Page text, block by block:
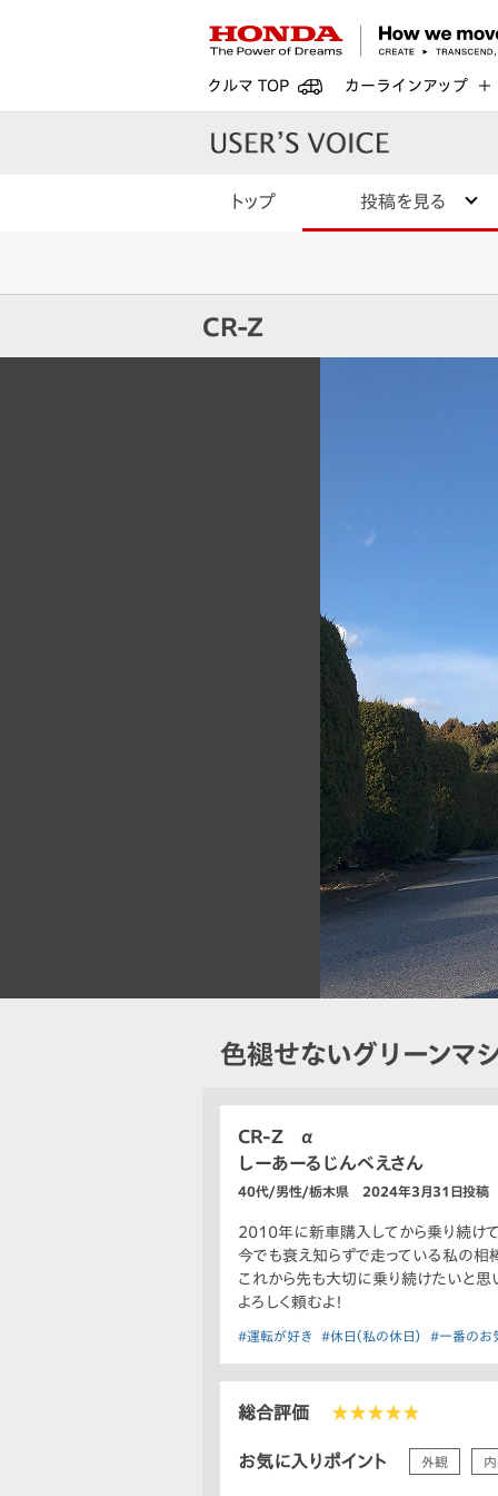
クルマ TOP カーラインアップ
トップ 投稿を見る
CR-Z
色褪せないグリーンマ
CR-Z α
しーあーるじんべえさん
40代/男性/栃木県 2024年3月31日投稿
2010年に新車購入してから乗り続けて
今でも衰え知らずで走っている私の相
これから先も大切に乗り続けたいと思
よろしく頼むよ！
#運転が好き #休日（私の休日） #一番のお
総合評価 ★★★★★
お気に入りポイント 外観